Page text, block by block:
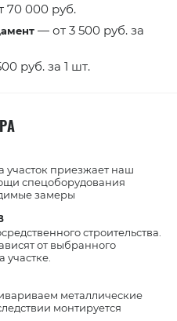
70 000 руб.
— от 3 500 руб. за
руб. за 1 шт.
участок приезжает наш
спецоборудования
замеры
строительства.
от выбранного
участке.
металлические
монтируется